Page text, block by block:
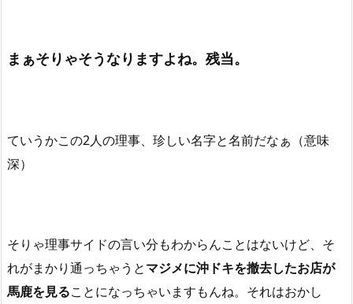
まぁそりゃそうなりますよね。残当。
ていうかこの2人の理事、珍しい名字と名前だなぁ（意味
深）
そりゃ理事サイドの言い分もわからんことはないけど、そ
れがまかり通っちゃうとマジメに沖ドキを撤去したお店が
馬鹿を見ることになっちゃいますもんね。それはおかし